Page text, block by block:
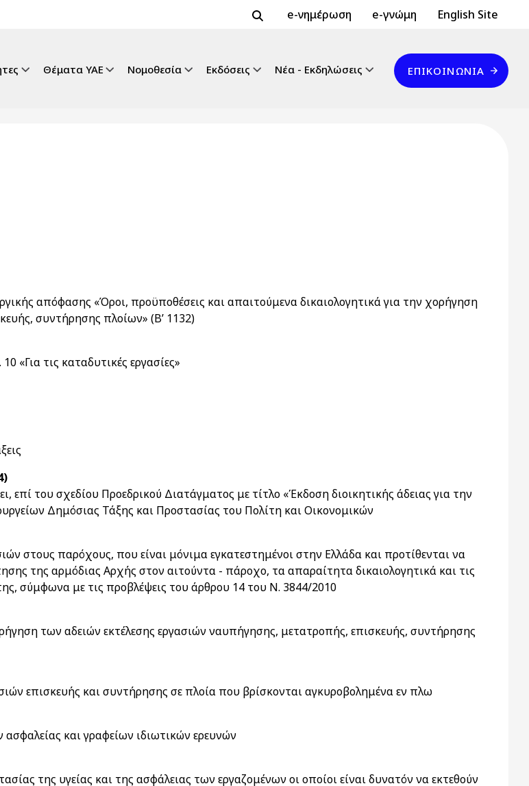
Header Top 2
e-νημέρωση e-γνώμη Header Top
English Site
Θέματα ΥΑΕ Νομοθεσία Εκδόσεις Νέα - Εκδηλώσεις
Επικοινωνία
ΕΠΙΚΟΙΝΩΝΊΑ
απόφασης «Όροι, προϋποθέσεις και απαιτούμενα δικαιολογητικά για την χορήγηση
συντήρησης πλοίων» (Β’ 1132)
«Για τις καταδυτικές εργασίες»
του σχεδίου Προεδρικού Διατάγματος με τίτλο «Έκδοση διοικητικής άδειας για την
Δημόσιας Τάξης και Προστασίας του Πολίτη και Οικονομικών
στους παρόχους, που είναι μόνιμα εγκατεστημένοι στην Ελλάδα και προτίθενται να
της αρμόδιας Αρχής στον αιτούντα - πάροχο, τα απαραίτητα δικαιολογητικά και τις
σύμφωνα με τις προβλέψεις του άρθρου 14 του Ν. 3844/2010
των αδειών εκτέλεσης εργασιών ναυπήγησης, μετατροπής, επισκευής, συντήρησης
επισκευής και συντήρησης σε πλοία που βρίσκονται αγκυροβολημένα εν πλω
και γραφείων ιδιωτικών ερευνών
της υγείας και της ασφάλειας των εργαζομένων οι οποίοι είναι δυνατόν να εκτεθούν